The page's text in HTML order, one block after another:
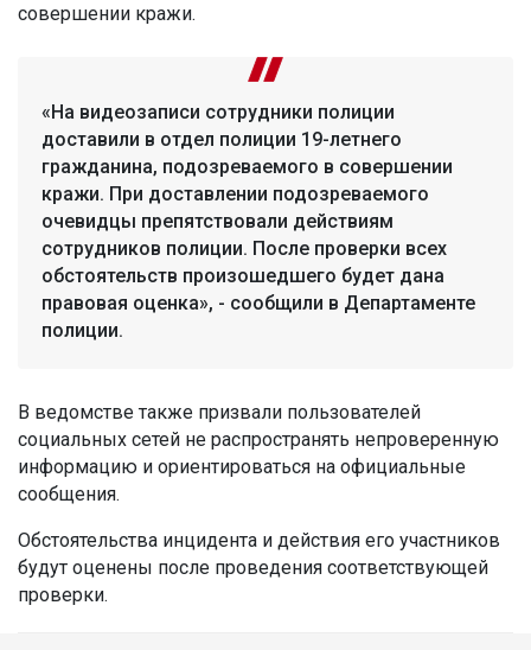
совершении кражи.
«На видеозаписи сотрудники полиции
доставили в отдел полиции 19-летнего
гражданина, подозреваемого в совершении
кражи. При доставлении подозреваемого
очевидцы препятствовали действиям
сотрудников полиции. После проверки всех
обстоятельств произошедшего будет дана
правовая оценка», - сообщили в Департаменте
полиции.
В ведомстве также призвали пользователей
социальных сетей не распространять непроверенную
информацию и ориентироваться на официальные
сообщения.
Обстоятельства инцидента и действия его участников
будут оценены после проведения соответствующей
проверки.